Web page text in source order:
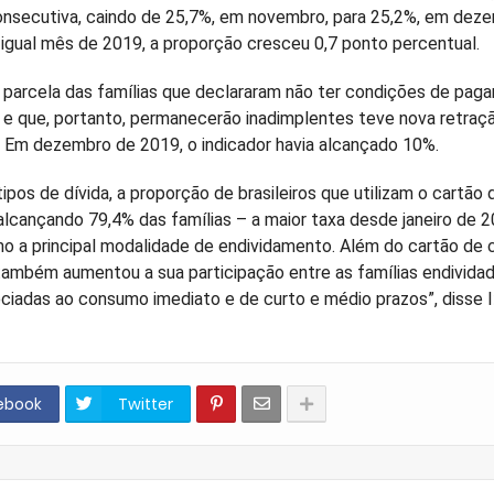
caindo de 25,7%, em novembro, para 25,2%, em
mês de 2019, a proporção cresceu 0,7 ponto percentual.
parcela das famílias que declararam não ter condições de
que, portanto, permanecerão inadimplentes teve nova
Em dezembro de 2019, o indicador havia alcançado 10%.
de dívida, a proporção de brasileiros que utilizam o cartão
79,4% das famílias – a maior taxa desde janeiro de
a principal modalidade de endividamento. Além do cartão de
aumentou a sua participação entre as famílias
ao consumo imediato e de curto e médio prazos”, disse
Twitter